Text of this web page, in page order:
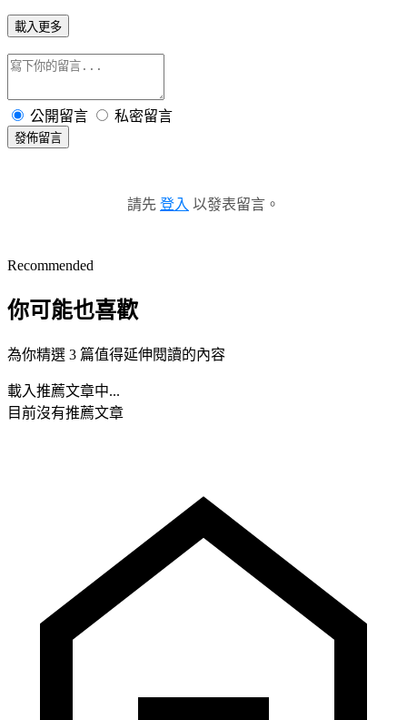
載入更多
公開留言 私密留言
發佈留言
請先 登入 以發表留言。
Recommended
你可能也喜歡
為你精選 3 篇值得延伸閱讀的內容
載入推薦文章中...
目前沒有推薦文章